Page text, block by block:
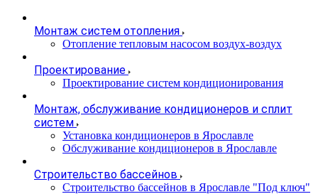
Монтаж систем отопления
Отопление тепловым насосом воздух-воздух
Проектирование
Проектирование систем кондиционирования
Монтаж, обслуживание кондиционеров и сплит
систем
Установка кондиционеров в Ярославле
Обслуживание кондиционеров в Ярославле
Строительство бассейнов
Строительство бассейнов в Ярославле "Под ключ"